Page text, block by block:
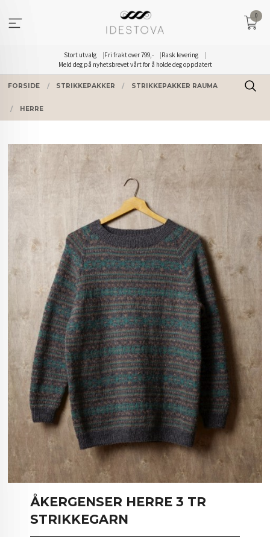
innholdet
Stort utvalg Fri frakt over 799,-
Rask levering
Meld deg på nyhetsbrevet vårt for å holde deg oppdatert
0
FORSIDE STRIKKEPAKKER STRIKKEPAKKER RAUMA
HERRE
ÅKERGENSER HERRE 3 TR
STRIKKEGARN